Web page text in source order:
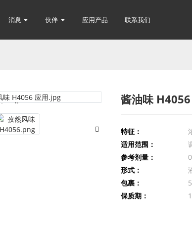
消息 伙伴 应用产品 联系我们
Loading...
Loading... 酱油味 H4056
特征：
适用范围：
参考剂量：
形式：
包裹：
保质期：